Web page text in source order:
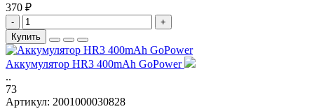
370 ₽
-
+
Купить
Аккумулятор HR3 400mAh GoPower
..
73
Артикул: 2001000030828